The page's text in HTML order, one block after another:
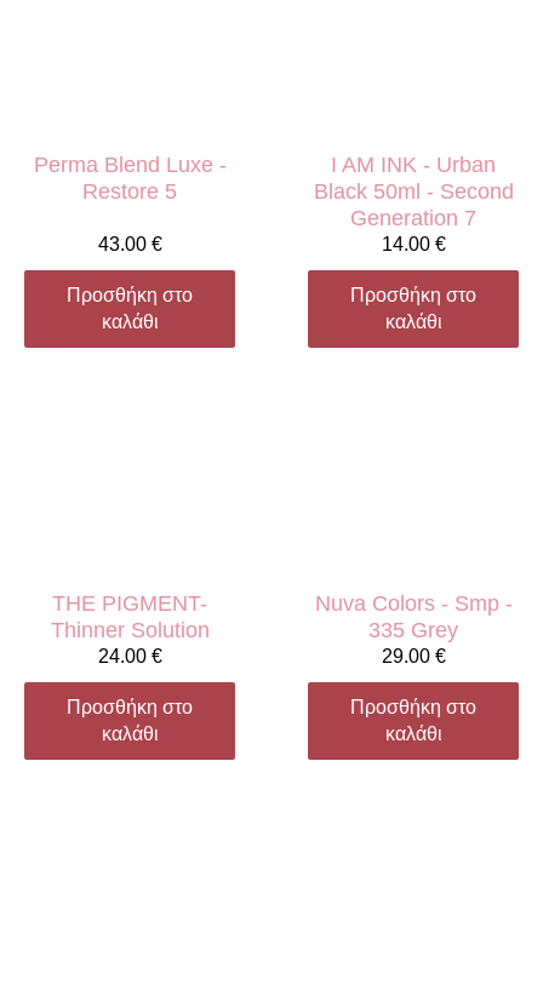
Perma Blend Luxe -
Restore 5
43.00 €
Προσθήκη στο
καλάθι
I AM INK - Urban
Black 50ml - Second
Generation 7
14.00 €
Προσθήκη στο
καλάθι
THE PIGMENT-
Thinner Solution
24.00 €
Προσθήκη στο
καλάθι
Nuva Colors - Smp -
335 Grey
29.00 €
Προσθήκη στο
καλάθι